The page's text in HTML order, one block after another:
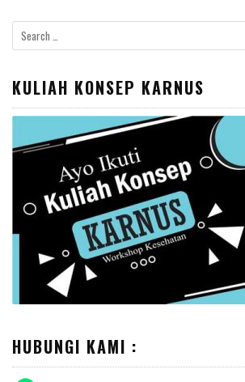
Search
for:
KULIAH KONSEP KARNUS
HUBUNGI KAMI :